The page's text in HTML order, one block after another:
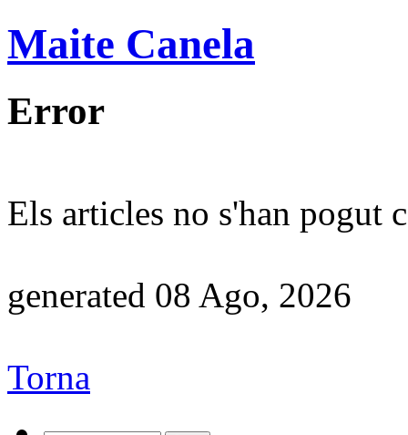
Maite Canela
Error
Els articles no s'han pogut
generated 08 Ago, 2026
Torna